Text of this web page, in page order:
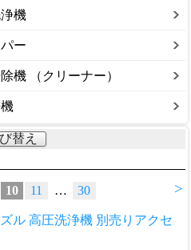
機
ー
機 （クリーナー）
替え
>
10 11 … 30
ル 高圧洗浄機 別売りアクセ